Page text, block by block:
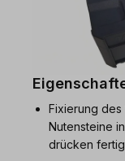
Fixierung des
Nutensteine
drücken